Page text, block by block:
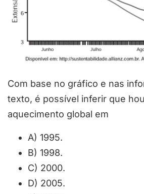
Com base no gráfico e nas
texto, é possível inferir que
aquecimento global em
A) 1995.
B) 1998.
C) 2000.
D) 2005.